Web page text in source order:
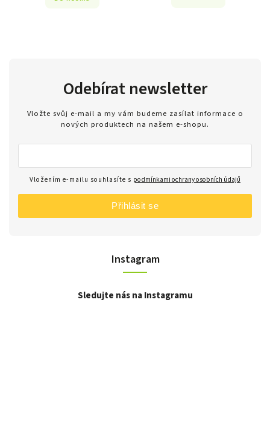
Instagram
Sledujte nás na Instagramu
Odebírat newsletter
Vložte svůj e-mail a my vám budeme zasílat informace o
nových produktech na našem e-shopu.
Vložením e-mailu souhlasíte s podmínkami ochrany osobních údajů
Přihlásit se